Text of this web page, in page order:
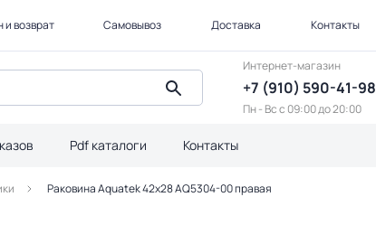
возврат Самовывоз Доставка Контакты
Интернет-магазин
+7 (910) 590-41-98
Пн - Вс с 09:00 до 20:00
Pdf каталоги Контакты
Раковина Aquatek 42х28 AQ5304-00 правая